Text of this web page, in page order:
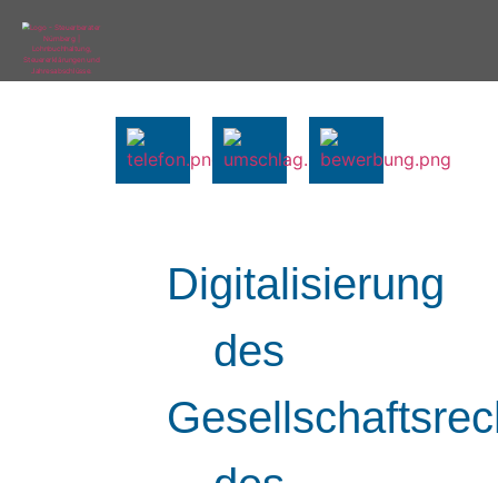
Digitalisierung
des